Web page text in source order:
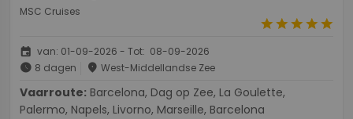
MSC Cruises
starstarstarstarstar
event van: 01-09-2026 - Tot: 08-09-2026
schedule 8 dagen place West-Middellandse Zee
Vaarroute:
Palermo, Napels, Livorno, Marseille, Barcelona